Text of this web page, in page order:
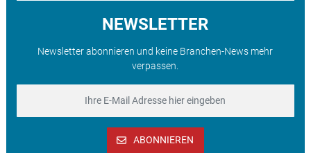
NEWSLETTER
Newsletter abonnieren und keine Branchen-News mehr
verpassen.
ABONNIEREN